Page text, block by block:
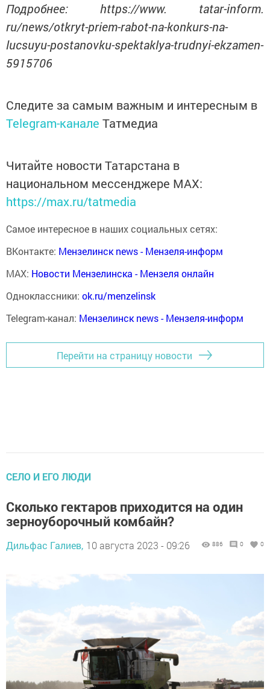
Подробнее: https://www. tatar-inform.
ru/news/otkryt-priem-rabot-na-konkurs-na-
lucsuyu-postanovku-spektaklya-trudnyi-ekzamen-
5915706
Следите за самым важным и интересным в
Telegram-канале Татмедиа
Читайте новости Татарстана в
национальном мессенджере MАХ:
https://max.ru/tatmedia
Самое интересное в наших социальных сетях:
ВКонтакте: Мензелинск news - Мензеля-информ
MAX: Новости Мензелинска - Мензеля онлайн
Одноклассники: ok.ru/menzelinsk
Telegram-канал: Мензелинск news - Мензеля-информ
Перейти на страницу новости
СЕЛО И ЕГО ЛЮДИ
Сколько гектаров приходится на один
зерноуборочный комбайн?
Дильфас Галиев, 10 августа 2023 - 09:26 886 0 0